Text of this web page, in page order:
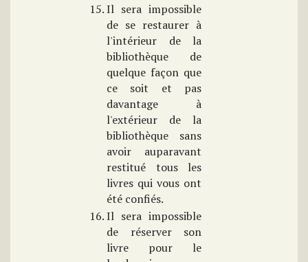
Il sera impossible
de se restaurer à
l'intérieur de la
bibliothèque de
quelque façon que
ce soit et pas
davantage à
l'extérieur de la
bibliothèque sans
avoir auparavant
restitué tous les
livres qui vous ont
été confiés.
Il sera impossible
de réserver son
livre pour le